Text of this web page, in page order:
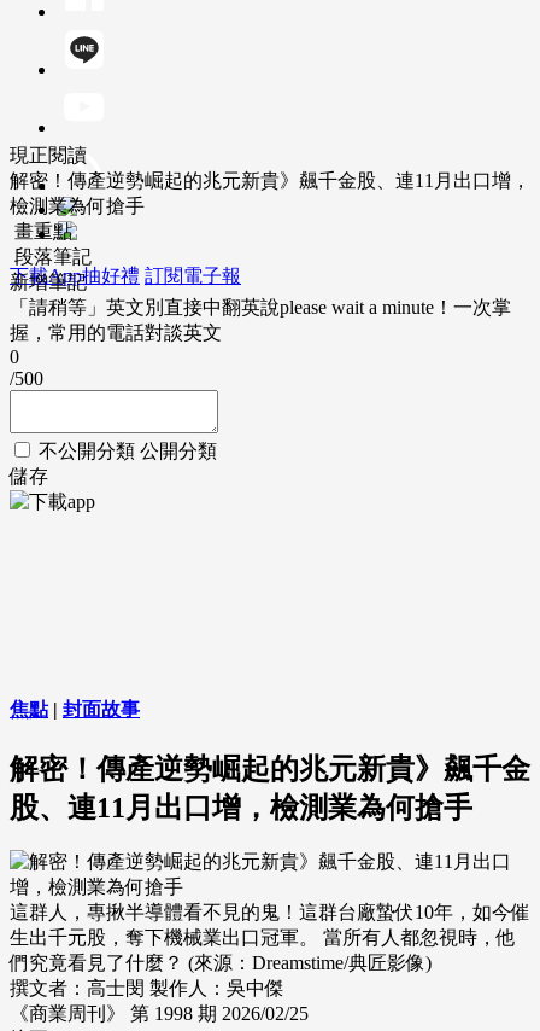
下載App抽好禮 訂閱電子報
現正閱讀
解密！傳產逆勢崛起的兆元新貴》飆千金股、連11月出口增，
檢測業為何搶手
畫重點
段落筆記
新增筆記
「請稍等」英文別直接中翻英說please wait a minute！一次掌
握，常用的電話對談英文
0
/500
不公開分類 公開分類
儲存
焦點| 封面故事
解密！傳產逆勢崛起的兆元新貴》飆千金
股、連11月出口增，檢測業為何搶手
這群人，專揪半導體看不見的鬼！這群台廠蟄伏10年，如今催
生出千元股，奪下機械業出口冠軍。 當所有人都忽視時，他
們究竟看見了什麼？ (來源：Dreamstime/典匠影像)
撰文者：高士閔 製作人：吳中傑
《商業周刊》 第 1998 期 2026/02/25